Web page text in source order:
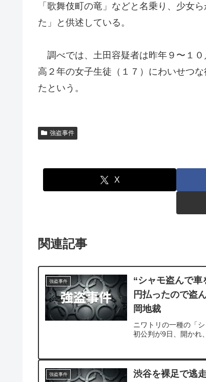
「歌舞伎町の竜」などと名乗り、少女
た」と供述している。
調べでは、土田容疑者は昨年９〜１
高２年の女子生徒（１７）にわいせつ
たという。
強盗事件
X
関連記事
強盗事件
“シャモ盗んで
円払ったので盗
岡地裁
ニワトリの一種の「
初公判が9日、開かれ
強盗事件
渋谷を裸足で逃